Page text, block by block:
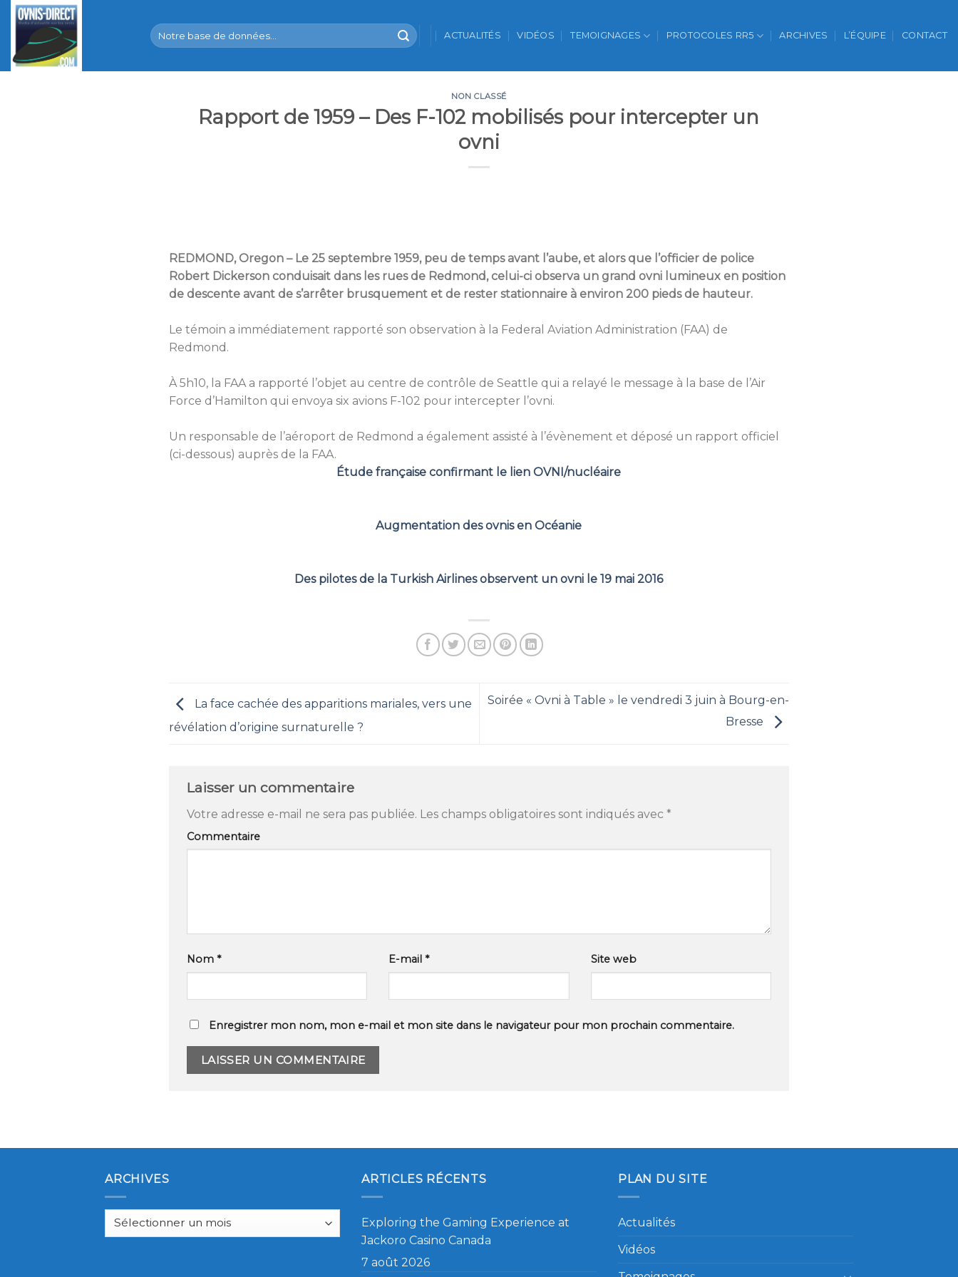
Skip
content
ACTUALITÉS VIDÉOS TEMOIGNAGES PROTOCOLES RR5 ARCHIVES L’ÉQUIPE CONTACT
NON CLASSÉ
Rapport de 1959 – Des F-102 mobilisés pour intercepter un
ovni
REDMOND, Oregon – Le 25 septembre 1959, peu de temps avant l’aube, et alors que l’officier de police
Robert Dickerson conduisait dans les rues de Redmond, celui-ci observa un grand ovni lumineux en position
de descente avant de s’arrêter brusquement et de rester stationnaire à environ 200 pieds de hauteur.
Le témoin a immédiatement rapporté son observation à la Federal Aviation Administration (FAA) de
Redmond.
À 5h10, la FAA a rapporté l’objet au centre de contrôle de Seattle qui a relayé le message à la base de l’Air
Force d’Hamilton qui envoya six avions F-102 pour intercepter l’ovni.
Un responsable de l’aéroport de Redmond a également assisté à l’évènement et déposé un rapport officiel
(ci-dessous) auprès de la FAA.
Étude française confirmant le lien OVNI/nucléaire
Augmentation des ovnis en Océanie
Des pilotes de la Turkish Airlines observent un ovni le 19 mai 2016
La face cachée des apparitions mariales, vers une
révélation d’origine surnaturelle ?
Soirée « Ovni à Table » le vendredi 3 juin à Bourg-en-
Bresse
Laisser un commentaire
Votre adresse e-mail ne sera pas publiée. Les champs obligatoires sont indiqués avec *
Commentaire
Nom * E-mail* Site web
Enregistrer mon nom, mon e-mail et mon site dans le navigateur pour mon prochain commentaire.
ARCHIVES
Archives
ARTICLES RÉCENTS
Exploring the Gaming Experience at
Jackoro Casino Canada
7 août 2026
PLAN DU SITE
Actualités
Vidéos